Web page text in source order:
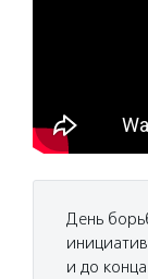
День
и до